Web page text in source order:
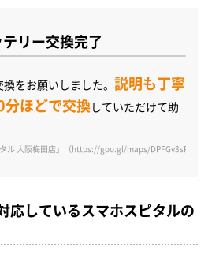
リー交換完了
をお願いしました。説明も丁寧
ほどで交換していただけて助
ル 大阪梅田店」（https://goo.gl/maps/
応しているスマホスピタルの